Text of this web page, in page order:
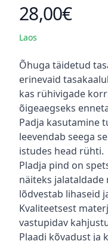
Toote hind
28,00€
Laos
Kirjeldus
Õhuga täidetud
erinevaid
kas rühivigade
õigeaegseks
Padja kasutamine
leevendab seega
istudes head rühti.
Pladja pind on
näiteks
lõdvestab lihaseid
Kvaliteetsest
vastupidav
Plaadi kõvadust ja